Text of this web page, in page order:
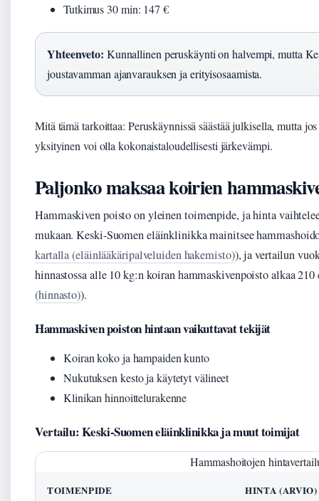
Tutkimus 30 min: 147 €
Yhteenveto: Kunnallinen peruskäynti on halvempi, mutta
joustavamman ajanvarauksen ja erityisosaamista.
Mitä tämä tarkoittaa: Peruskäynnissä säästää julkisella, mutta
yksityinen voi olla kokonaistaloudellisesti järkevämpi.
Paljonko maksaa koirien
Hammaskiven poisto on yleinen toimenpide, ja hinta
mukaan. Keski-Suomen eläinklinikka mainitsee
kartalla (eläinlääkäripalveluiden hakemisto)), ja vertailun
hinnastossa alle 10 kg:n koiran hammaskivenpoisto alkaa 210
(hinnasto)).
Hammaskiven poiston hintaan vaikuttavat tekijät
Koiran koko ja hampaiden kunto
Nukutuksen kesto ja käytetyt välineet
Klinikan hinnoittelurakenne
Vertailu: Keski-Suomen eläinklinikka ja muut toimijat
Hammashoitojen
TOIMENPIDE HINTA (ARVIO)